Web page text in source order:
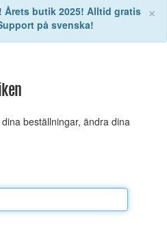
×
Årets butik 2025! Alltid gratis
på svenska!
beställningar, ändra dina